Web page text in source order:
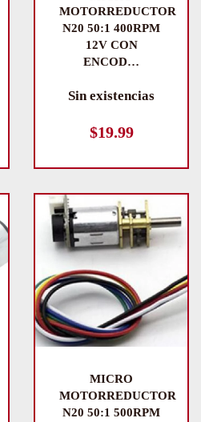
MOTORREDUCTOR
N20 50:1 400RPM
12V CON
ENCOD…
Sin existencias
$19.99
MICRO
MOTORREDUCTOR
N20 50:1 500RPM